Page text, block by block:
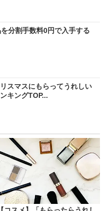
分割手数料0円で入手する
スマスにもらってうれしい
キングTOP...